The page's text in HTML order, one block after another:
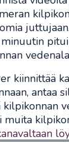
kiinnittää
antaa
kilpikonnan
muita